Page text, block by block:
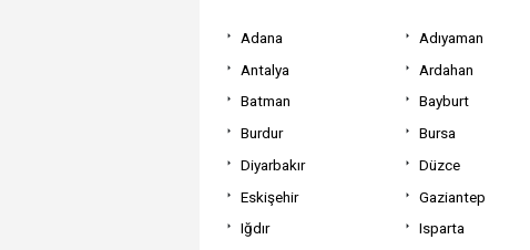
Adana Adıyaman
Antalya
Ardahan
Batman
Bayburt
Burdur
Bursa
Diyarbakır
Düzce
Eskişehir
Gaziantep
Iğdır
Isparta